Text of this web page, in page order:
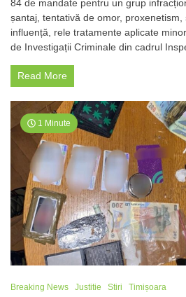
84 de mandate pentru un grup
șantaj, tentativă de omor,
influență, rele tratamente aplicate
de Investigații Criminale din cadrul
Read More
1 Minute
Breaking News Justitie Stiri Timișoara